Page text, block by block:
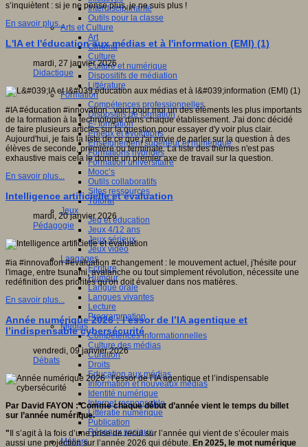
Interdisciplinarité
Outils pour la classe
Arts et Culture
Art
Cinéma
Culture
Culture et numérique
Dispositifs de médiation
Littérature
Formation
Compétences professionnelles
Dispositifs de formation
E- formation
Enjeux et évolutions
Enseignement supérieur et numérique
Formations hybrides
Formation universitaire
Mooc’s
Outils collaboratifs
Sites ressources
Tutorat
Jeux
Jeu et éducation
Jeux 4/12 ans
Jeux sérieux
Jeux vidéo
Langages
Ecriture
Humour
Langue orale
Langues vivantes
Lecture
Programmation
Médias
Compétences informationnelles
Culture des médias
Curation
Droits
Education aux médias
Information et nouveaux médias
Identité numérique
Internet responsable
Littératie numérique
Publication
Réseaux sociaux
Métiers
s’inquiètent : si je ne pense plus, je ne suis plus !
En savoir plus...
L'IA et l'éducation aux médias et à l'information (EMI) (1)
mardi, 27 janvier 2026
Didactique
#IA #éducation #innovation : voici pour moi un des éléments les plus importants
de la formation à la technologie dans chaque établissement. J'ai donc décidé
de faire plusieurs articles sur la question pour essayer d'y voir plus clair.
Aujourd'hui, je fais la liste de ce que j'ai envie de parler sur la question à des
élèves de seconde, première ou terminale. La liste des thèmes n'est pas
exhaustive mais cela le donne un premier axe de travail sur la question.
En savoir plus...
Intelligence artificielle et évaluation
mardi, 20 janvier 2026
Pédagogie
#ia #innovation #évaluation #changement : le mouvement actuel, j'hésite pour
l'image, entre tsunami, avalanche ou tout simplement révolution, nécessite une
redéfinition des priorités qu'on doit évaluer dans nos matières.
En savoir plus...
Année numérique 2026 : l’essor de l’IA agentique et
l’indispensable cybersécurité
vendredi, 09 janvier 2026
Débats
Par David FAYON : Comme chaque début d’année vient le temps du billet
sur l’année numérique.
" Il s’agit à la fois d’une prise de recul sur l’année qui vient de s’écouler mais
aussi une projection sur l’année 2026 qui débute. En 2025, le mot numérique